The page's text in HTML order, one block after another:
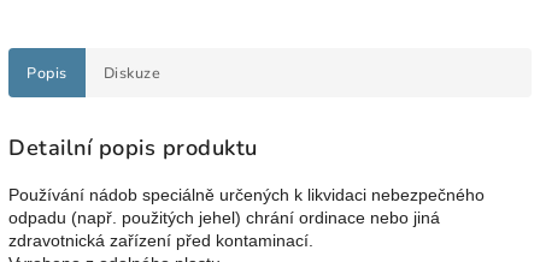
Popis Diskuze
Detailní popis produktu
Používání nádob speciálně určených k likvidaci nebezpečného
odpadu (např. použitých jehel) chrání ordinace nebo jiná
zdravotnická zařízení před kontaminací.